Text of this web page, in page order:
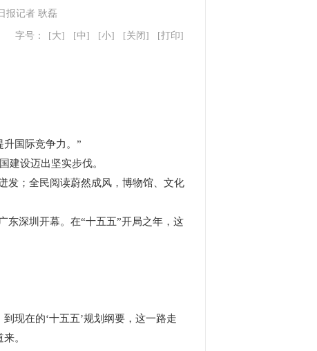
报记者 耿磊
字号： [大] [中] [小] [关闭] [打印]
国际竞争力。”
设迈出坚实步伐。
；全民阅读蔚然成风，博物馆、文化
深圳开幕。在“十五五”开局之年，这
现在的‘十五五’规划纲要，这一路走
。